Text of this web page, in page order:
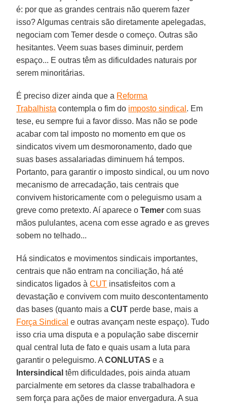
é: por que as grandes centrais não querem fazer
isso? Algumas centrais são diretamente apelegadas,
negociam com Temer desde o começo. Outras são
hesitantes. Veem suas bases diminuir, perdem
espaço... E outras têm as dificuldades naturais por
serem minoritárias.
É preciso dizer ainda que a Reforma
Trabalhista contempla o fim do imposto sindical . Em
tese, eu sempre fui a favor disso. Mas não se pode
acabar com tal imposto no momento em que os
sindicatos vivem um desmoronamento, dado que
suas bases assalariadas diminuem há tempos.
Portanto, para garantir o imposto sindical, ou um novo
mecanismo de arrecadação, tais centrais que
convivem historicamente com o peleguismo usam a
greve como pretexto. Aí aparece oTemer com suas
mãos pululantes, acena com esse agrado e as greves
sobem no telhado...
Há sindicatos e movimentos sindicais importantes,
centrais que não entram na conciliação, há até
sindicatos ligados àCUT insatisfeitos com a
devastação e convivem com muito descontentamento
das bases (quanto mais aCUT perde base, mais a
Força Sindical e outras avançam neste espaço). Tudo
isso cria uma disputa e a população sabe discernir
qual central luta de fato e quais usam a luta para
garantir o peleguismo. ACONLUTAS e a
Intersindical têm dificuldades, pois ainda atuam
parcialmente em setores da classe trabalhadora e
sem força para ações de maior envergadura. A sua